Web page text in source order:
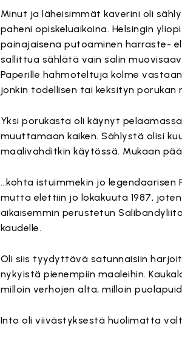
Minut ja läheisimmät kaverini oli
paheni opiskeluaikoina. Helsingin
painajaisena putoaminen harraste-
sallittua sählätä vain salin
Paperille hahmoteltuja kolme
jonkin todellisen tai keksityn
Yksi porukasta oli käynyt
muuttamaan kaiken. Sählystä olisi
maalivahditkin käytössä. Mukaan
…kohta istuimmekin jo legendaarisen
mutta elettiin jo lokakuuta 1987,
aikaisemmin perustetun
kaudelle.
Oli siis tyydyttävä satunnaisiin
nykyistä pienempiin maaleihin.
milloin verhojen alta, milloin
Into oli viivästyksestä huolimatta